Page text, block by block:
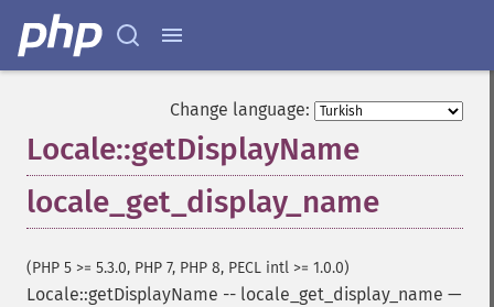
Change language:
Locale::getDisplayName
locale_get_display_name
(PHP 5 >= 5.3.0, PHP 7, PHP 8, PECL intl >= 1.0.0)
Locale::getDisplayName -- locale_get_display_name —